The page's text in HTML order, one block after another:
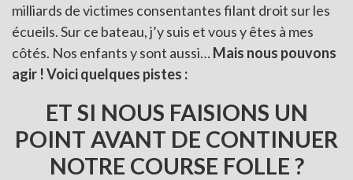
milliards de victimes consentantes filant droit sur les
écueils. Sur ce bateau, j’y suis et vous y êtes à mes
côtés. Nos enfants y sont aussi…Mais nous pouvons
agir ! Voici quelques pistes :
ET SI NOUS FAISIONS UN
POINT AVANT DE CONTINUER
NOTRE COURSE FOLLE ?